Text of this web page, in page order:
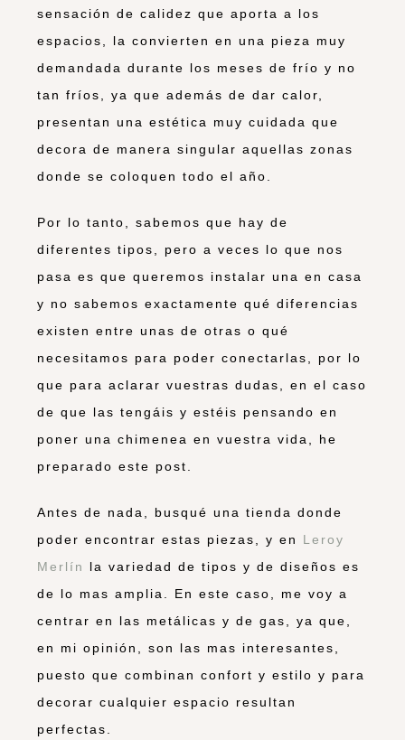
sensación de calidez que aporta a los
espacios, la convierten en una pieza muy
demandada durante los meses de frío y no
tan fríos, ya que además de dar calor,
presentan una estética muy cuidada que
decora de manera singular aquellas zonas
donde se coloquen todo el año.
Por lo tanto, sabemos que hay de
diferentes tipos, pero a veces lo que nos
pasa es que queremos instalar una en casa
y no sabemos exactamente qué diferencias
existen entre unas de otras o qué
necesitamos para poder conectarlas, por lo
que para aclarar vuestras dudas, en el caso
de que las tengáis y estéis pensando en
poner una chimenea en vuestra vida, he
preparado este post.
Antes de nada, busqué una tienda donde
poder encontrar estas piezas, y en Leroy
Merlín
la variedad de tipos y de diseños es
de lo mas amplia. En este caso, me voy a
centrar en las metálicas y de gas, ya que,
en mi opinión, son las mas interesantes,
puesto que combinan confort y estilo y para
decorar cualquier espacio resultan
perfectas.